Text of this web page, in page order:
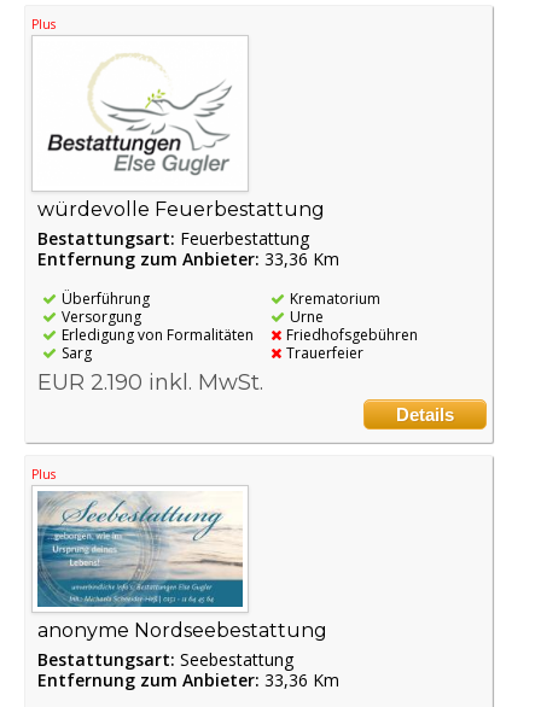
Plus
würdevolle Feuerbestattung
Bestattungsart: Feuerbestattung
Entfernung zum Anbieter: 33,36 Km
Überführung
Versorgung
Erledigung von Formalitäten
Sarg
Krematorium
Urne
Friedhofsgebühren
Trauerfeier
EUR 2.190 inkl. MwSt.
Details
Plus
anonyme Nordseebestattung
Bestattungsart: Seebestattung
Entfernung zum Anbieter: 33,36 Km